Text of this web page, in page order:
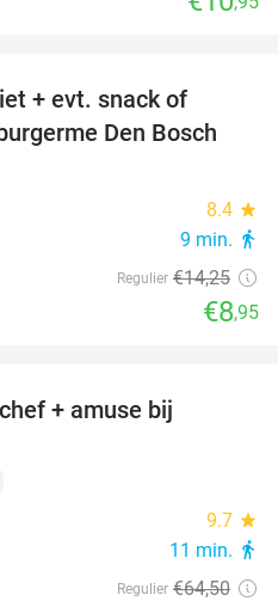
+ evt. snack of
Den Bosch
8.4 star
9 min. directions_walk
Regulier €14,25
€8,95
+ amuse bij
9.7 star
11 min. directions_walk
Regulier €64,50